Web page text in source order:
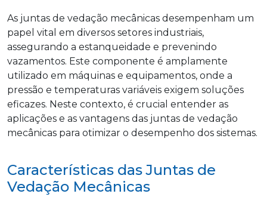
As juntas de vedação mecânicas desempenham um
papel vital em diversos setores industriais,
assegurando a estanqueidade e prevenindo
vazamentos. Este componente é amplamente
utilizado em máquinas e equipamentos, onde a
pressão e temperaturas variáveis exigem soluções
eficazes. Neste contexto, é crucial entender as
aplicações e as vantagens das juntas de vedação
mecânicas para otimizar o desempenho dos sistemas.
Características das Juntas de
Vedação Mecânicas